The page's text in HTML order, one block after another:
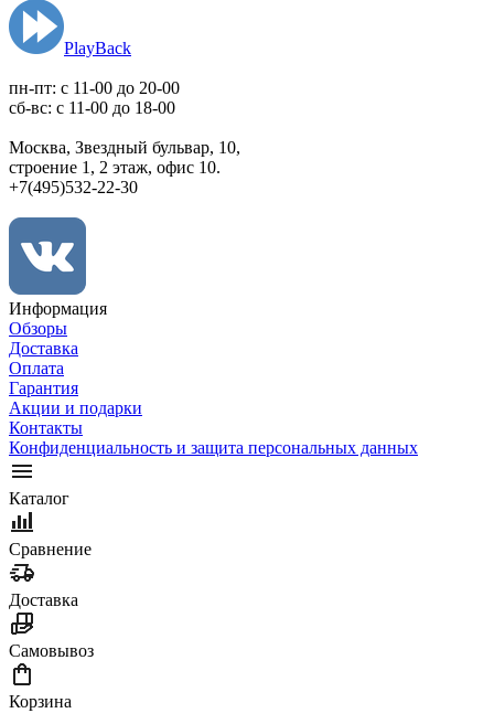
PlayBack
пн-пт: c 11-00 до 20-00
сб-вс: с 11-00 до 18-00
Москва, Звездный бульвар, 10,
строение 1, 2 этаж, офис 10.
+7(495)532-22-30
Информация
Обзоры
Доставка
Оплата
Гарантия
Акции и подарки
Контакты
Конфиденциальность и защита персональных данных
Каталог
Сравнение
Доставка
Самовывоз
Корзина